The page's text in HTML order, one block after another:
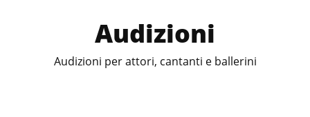
Audizioni
Audizioni per attori, cantanti e ballerini